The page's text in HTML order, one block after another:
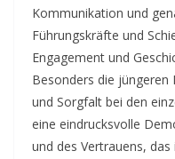
Kommunikation und
Führungskräfte und
Engagement und
Besonders die jüngeren
und Sorgfalt bei den
eine eindrucksvolle
und des Vertrauens,